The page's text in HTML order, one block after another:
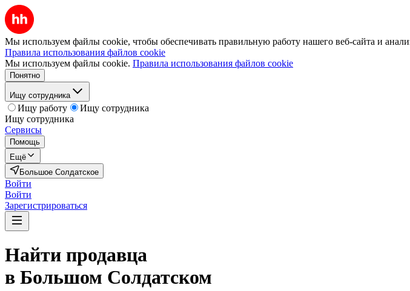
Мы используем файлы cookie, чтобы обеспечивать правильную работу нашего веб-сайта и
Правила использования файлов cookie
Мы используем файлы cookie. Правила использования файлов cookie
Понятно
Ищу сотрудника
Ищу работу
Ищу сотрудника
Ищу сотрудника
Сервисы
Помощь
Ещё
Большое Солдатское
Войти
Войти
Зарегистрироваться
Найти продавца
в Большом Солдатском